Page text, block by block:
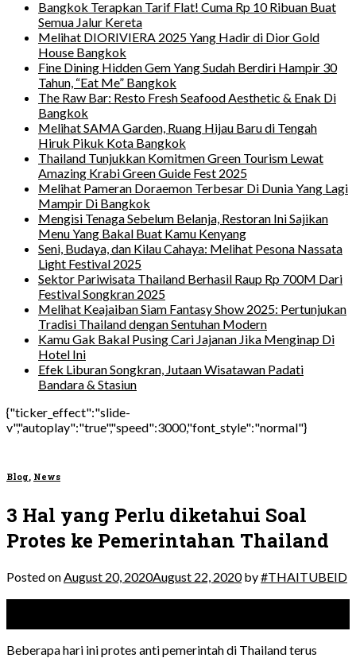
Bangkok Terapkan Tarif Flat! Cuma Rp 10 Ribuan Buat
Semua Jalur Kereta
Melihat DIORIVIERA 2025 Yang Hadir di Dior Gold
House Bangkok
Fine Dining Hidden Gem Yang Sudah Berdiri Hampir 30
Tahun, “Eat Me” Bangkok
The Raw Bar: Resto Fresh Seafood Aesthetic & Enak Di
Bangkok
Melihat SAMA Garden, Ruang Hijau Baru di Tengah
Hiruk Pikuk Kota Bangkok
Thailand Tunjukkan Komitmen Green Tourism Lewat
Amazing Krabi Green Guide Fest 2025
Melihat Pameran Doraemon Terbesar Di Dunia Yang Lagi
Mampir Di Bangkok
Mengisi Tenaga Sebelum Belanja, Restoran Ini Sajikan
Menu Yang Bakal Buat Kamu Kenyang
Seni, Budaya, dan Kilau Cahaya: Melihat Pesona Nassata
Light Festival 2025
Sektor Pariwisata Thailand Berhasil Raup Rp 700M Dari
Festival Songkran 2025
Melihat Keajaiban Siam Fantasy Show 2025: Pertunjukan
Tradisi Thailand dengan Sentuhan Modern
Kamu Gak Bakal Pusing Cari Jajanan Jika Menginap Di
Hotel Ini
Efek Liburan Songkran, Jutaan Wisatawan Padati
Bandara & Stasiun
{"ticker_effect":"slide-
v","autoplay":"true","speed":3000,"font_style":"normal"}
Blog, News
3 Hal yang Perlu diketahui Soal
Protes ke Pemerintahan Thailand
Posted onAugust 20, 2020August 22, 2020 by#THAITUBEID
Beberapa hari ini protes anti pemerintah di Thailand terus